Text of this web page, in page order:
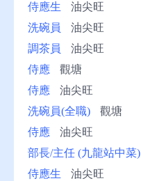
侍應生
油尖旺
洗碗員
油尖旺
調茶員
油尖旺
侍應
觀塘
侍應
油尖旺
洗碗員(全職)
觀塘
侍應
油尖旺
部長/主任 (九龍站中菜)
侍應生
油尖旺